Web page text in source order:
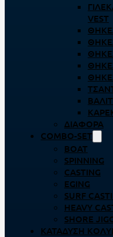
VEST
ΔΙΆΦΟΡΑ
COMBO-SET
BOAT
SPINNING
CASTING
EGING
SURF
HEAVY
SHORE
ΚΑΤΆΔΥΣΗ